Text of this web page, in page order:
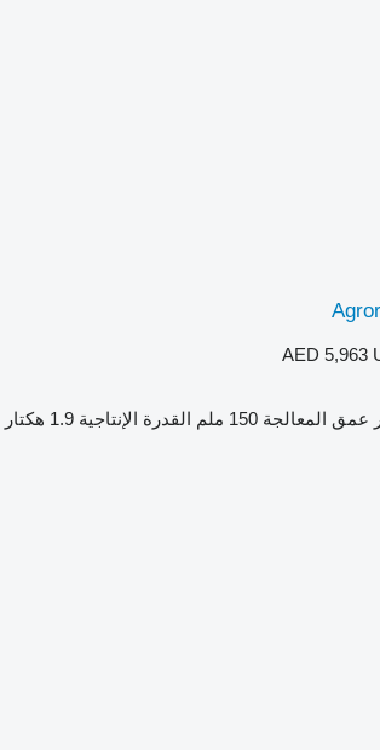
AED 5,963
عمق المعالجة 150 ملم القدرة الإنتاجية
1.9 هكتار